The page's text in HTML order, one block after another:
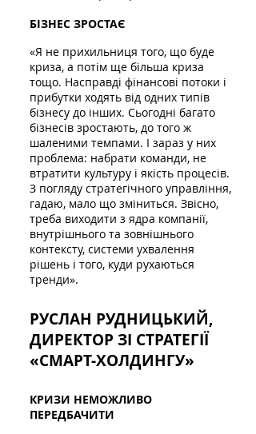
БІЗНЕС ЗРОСТАЄ
«Я не прихильниця того, що буде
криза, а потім ще більша криза
тощо. Насправді фінансові потоки і
прибутки ходять від одних типів
бізнесу до інших. Сьогодні багато
бізнесів зростають, до того ж
шаленими темпами. І зараз у них
проблема: набрати команди, не
втратити культуру і якість процесів.
З погляду стратегічного управління,
гадаю, мало що зміниться. Звісно,
треба виходити з ядра компанії,
внутрішнього та зовнішнього
контексту, системи ухвалення
рішень і того, куди рухаються
тренди».
РУСЛАН РУДНИЦЬКИЙ,
ДИРЕКТОР ЗІ СТРАТЕГІЇ
«СМАРТ-ХОЛДИНГУ»
КРИЗИ НЕМОЖЛИВО
ПЕРЕДБАЧИТИ